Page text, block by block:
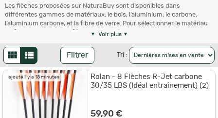
Les flèches proposées sur NaturaBuy sont disponibles dans
différentes gammes de matériaux: le bois, l’aluminium, le carbone,
l’aluminium carbone, et la fibre de verre. Pour sélectionner le matériau
de fabrication de votre flèche, trois critères sont essentiels : la
compétence, que vous soyez débutant ou expérimenté.
Lesflèches en boissont destinées auxarcs traditionnels. Conçues en
bois naturel, ces flèches offrent une esthétique traditionnelle. Elles
sont particulièrement prisées en compétition dans la catégorie
longbow
. Les flèches d’arc en bois se distinguent par leur petit prix par
rapport aux autres flèches. Elles sont aussi utilisées pour le tir en
Voir plus
Filtrer Tri :
ajouté il y a 18 minutes
Rolan - 8 Flèches R-Jet carbone
30/35 LBS (Idéal entraînement) (2)
59,90 €